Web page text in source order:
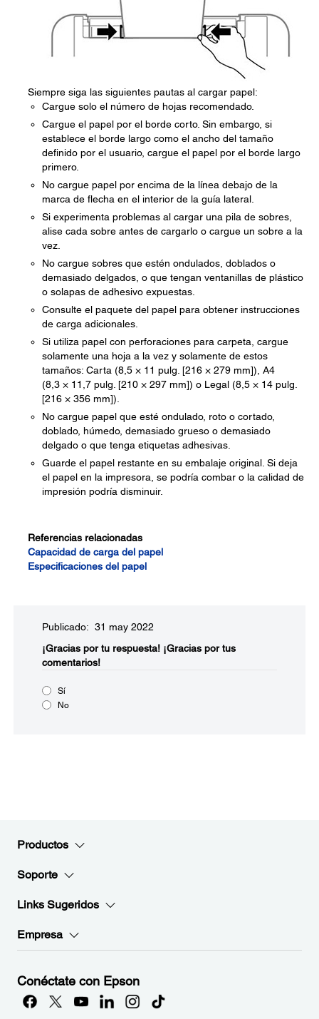
Siempre siga las siguientes pautas al cargar papel:
Cargue solo el número de hojas recomendado.
Cargue el papel por el borde corto. Sin embargo, si
establece el borde largo como el ancho del tamaño
definido por el usuario, cargue el papel por el borde largo
primero.
No cargue papel por encima de la línea debajo de la
marca de flecha en el interior de la guía lateral.
Si experimenta problemas al cargar una pila de sobres,
alise cada sobre antes de cargarlo o cargue un sobre a la
vez.
No cargue sobres que estén ondulados, doblados o
demasiado delgados, o que tengan ventanillas de plástico
o solapas de adhesivo expuestas.
Consulte el paquete del papel para obtener instrucciones
de carga adicionales.
Si utiliza papel con perforaciones para carpeta, cargue
solamente una hoja a la vez y solamente de estos
tamaños: Carta (8,5 × 11 pulg. [216 × 279 mm]), A4
(8,3 × 11,7 pulg. [210 × 297 mm]) o Legal (8,5 × 14 pulg.
[216 × 356 mm]).
No cargue papel que esté ondulado, roto o cortado,
doblado, húmedo, demasiado grueso o demasiado
delgado o que tenga etiquetas adhesivas.
Guarde el papel restante en su embalaje original. Si deja
el papel en la impresora, se podría combar o la calidad de
impresión podría disminuir.
Referencias relacionadas
Capacidad de carga del papel
Especificaciones del papel
Publicado: 31 may 2022
¡Gracias por tu respuesta! ¡Gracias por tus
comentarios!
Sí
No
Productos
Soporte
Links Sugeridos
Empresa
Conéctate con Epson